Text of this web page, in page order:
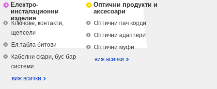
Електро-
инсталационни
изделия
Ключове, контакти,
щепсели
Ел.табла битови
Кабелни скари, бус-бар
системи
виж всички
Оптични продукти и
аксесоари
Оптични пач корди
Оптични адаптери
Оптични муфи
виж всички